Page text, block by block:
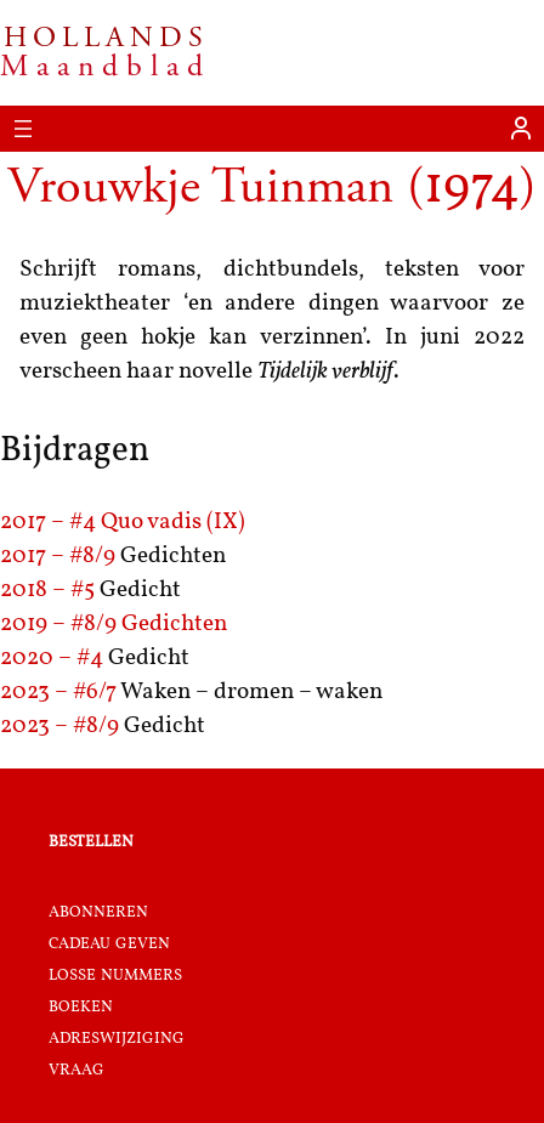
HOLLANDS
Maandblad
Vrouwkje Tuinman (1974)
Schrijft romans, dichtbundels, teksten voor
muziektheater ‘en andere dingen waarvoor ze
even geen hokje kan verzinnen’. In juni 2022
verscheen haar novelle Tijdelijk verblijf.
Bijdragen
2017 – #4 Quo vadis (IX)
2017 – #8/9 Gedichten
2018 – #5 Gedicht
2019 – #8/9 Gedichten
2020 – #4 Gedicht
2023 – #6/7 Waken – dromen – waken
2023 – #8/9 Gedicht
bestellen
abonneren
cadeau geven
losse nummers
boeken
adreswijziging
vraag